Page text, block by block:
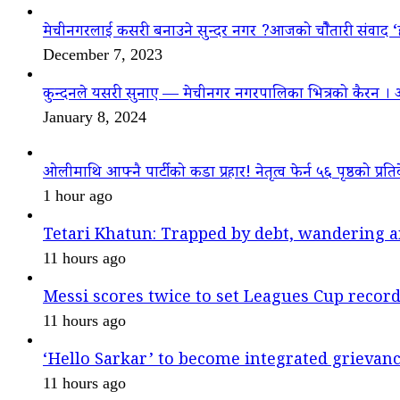
मेचीनगरलाई कसरी बनाउने सुन्दर नगर ?आजको चौैतारी संवाद
December 7, 2023
कुन्दनले यसरी सुनाए — मेचीनगर नगरपालिका भित्रको कैरन ।
January 8, 2024
ओलीमाथि आफ्नै पार्टीको कडा प्रहार! नेतृत्व फेर्न ५६ पृष्ठको
1 hour ago
Tetari Khatun: Trapped by debt, wandering
11 hours ago
Messi scores twice to set Leagues Cup record
11 hours ago
‘Hello Sarkar’ to become integrated
11 hours ago